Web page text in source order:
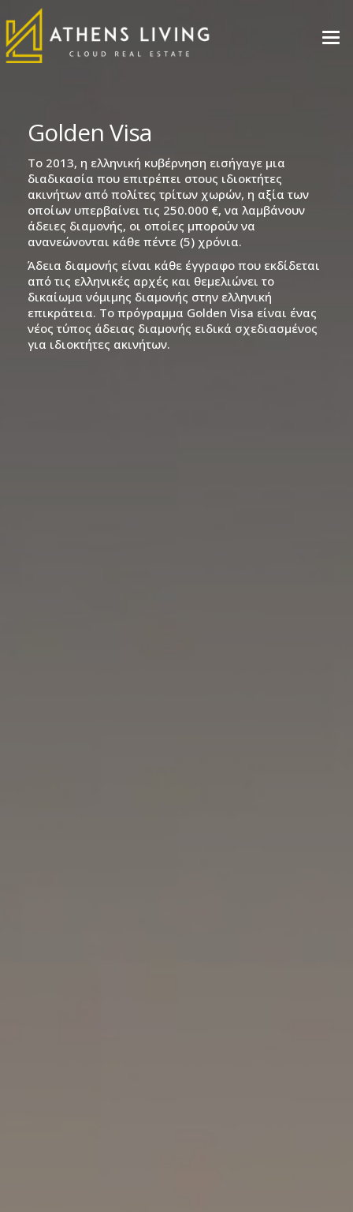
Golden Visa
Το 2013, η ελληνική κυβέρνηση εισήγαγε μια
διαδικασία που επιτρέπει στους ιδιοκτήτες
ακινήτων από πολίτες τρίτων χωρών, η αξία των
οποίων υπερβαίνει τις 250.000 €, να λαμβάνουν
άδειες διαμονής, οι οποίες μπορούν να
ανανεώνονται κάθε πέντε (5) χρόνια.
Άδεια διαμονής είναι κάθε έγγραφο που εκδίδεται
από τις ελληνικές αρχές και θεμελιώνει το
δικαίωμα νόμιμης διαμονής στην ελληνική
επικράτεια. Το πρόγραμμα Golden Visa είναι ένας
νέος τύπος άδειας διαμονής ειδικά σχεδιασμένος
για ιδιοκτήτες ακινήτων.